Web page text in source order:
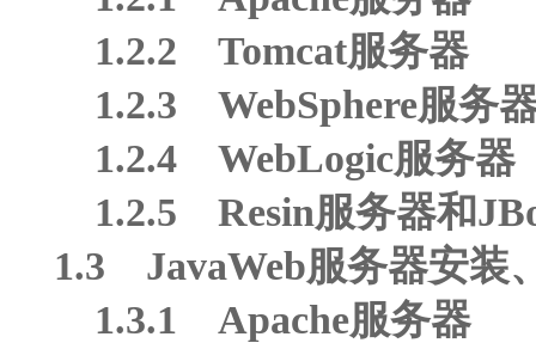
1.2.2 Tomcat服务器
1.2.3 WebSphere服务
1.2.4 WebLogic服务器
1.2.5 Resin服务器和
1.3 JavaWeb服务器安装
1.3.1 Apache服务器